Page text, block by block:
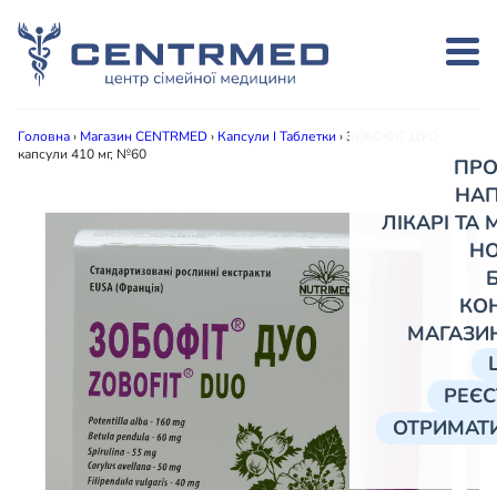
ЛІКАРІ
Головна› Магазин CENTRMED› Капсули І Таблетки ›ЗОБОФІТ ДУО
капсули 410 мг, №60